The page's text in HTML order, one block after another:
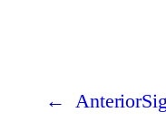
← Anterior